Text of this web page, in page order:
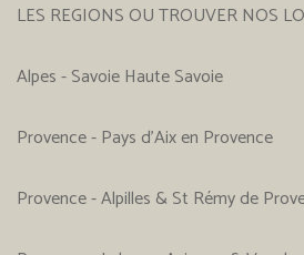
LES REGIONS OU TROUVER NOS
Alpes - Savoie Haute Savoie
Provence - Pays d'Aix en Provence
Provence - Alpilles & St Rémy de